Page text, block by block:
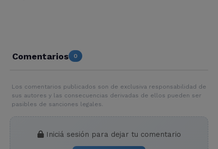
Comentarios 0
Los comentarios publicados son de exclusiva responsabilidad de
sus autores y las consecuencias derivadas de ellos pueden ser
pasibles de sanciones legales.
Iniciá sesión para dejar tu comentario